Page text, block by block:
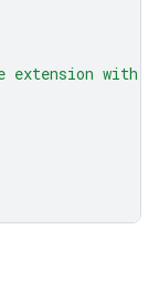
extension with